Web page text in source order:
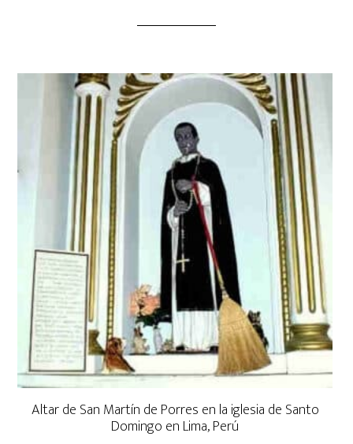
Altar de San Martín de Porres en la iglesia de Santo
Domingo en Lima, Perú